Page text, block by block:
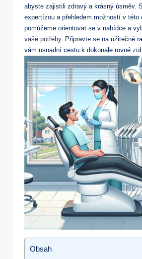
abyste zajistili zdravý a krásný úsměv.
expertízou a přehledem možností v této
pomůžeme orientovat se v nabídce a
vaše potřeby. Připravte se na užitečné
vám usnadní cestu k dokonale rovné
Obsah